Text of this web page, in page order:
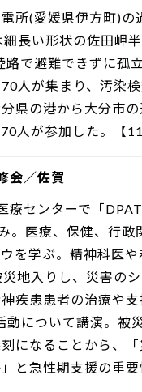
所(愛媛県伊方町)の
長い形状の佐田岬
で避難できずに孤
人が集まり、汚染
県の港から大分市
人が参加した。【
会／佐賀
センターで「
。医療、保健、行
を学ぶ。精神科医
地入りし、災害の
疾患患者の治療や
について講演。被
になることから、
と急性期支援の重